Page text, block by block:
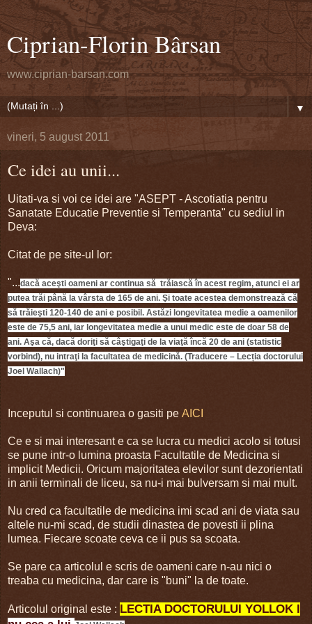
Ciprian-Florin Bârsan
www.ciprian-barsan.com
▼
vineri, 5 august 2011
Ce idei au unii...
Uitati-va si voi ce idei are "ASEPT - Ascotiatia pentru
Sanatate Educatie Preventie si Temperanta" cu sediul in
Deva:
Citat de pe site-ul lor:
"...dacă aceşti oameni ar continua să trăiască în acest regim, atunci ei ar
putea trăi până la vârsta de 165 de ani. Şi toate acestea demonstrează că
să trăieşti 120-140 de ani e posibil. Astăzi longevitatea medie a oamenilor
este de 75,5 ani, iar longevitatea medie a unui medic este de doar 58 de
ani. Aşa că, dacă doriţi să câştigaţi de la viaţă încă 20 de ani (statistic
vorbind), nu intraţi la facultatea de medicină. (Traducere – Lecția doctorului
Joel Wallach)"
Inceputul si continuarea o gasiti pe AICI
Ce e si mai interesant e ca se lucra cu medici acolo si totusi
se pune intr-o lumina proasta Facultatile de Medicina si
implicit Medicii. Oricum majoritatea elevilor sunt dezorientati
in anii terminali de liceu, sa nu-i mai bulversam si mai mult.
Nu cred ca facultatile de medicina imi scad ani de viata sau
altele nu-mi scad, de studii dinastea de povesti ii plina
lumea. Fiecare scoate ceva ce ii pus sa scoata.
Se pare ca articolul e scris de oameni care n-au nici o
treaba cu medicina, dar care is "buni" la de toate.
Articolul original este : LECTIA DOCTORULUI YOLLOK I